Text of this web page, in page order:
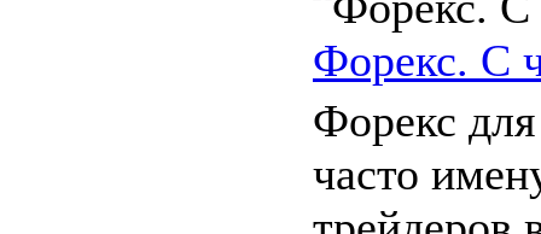
Форекс. С
Форекс
часто